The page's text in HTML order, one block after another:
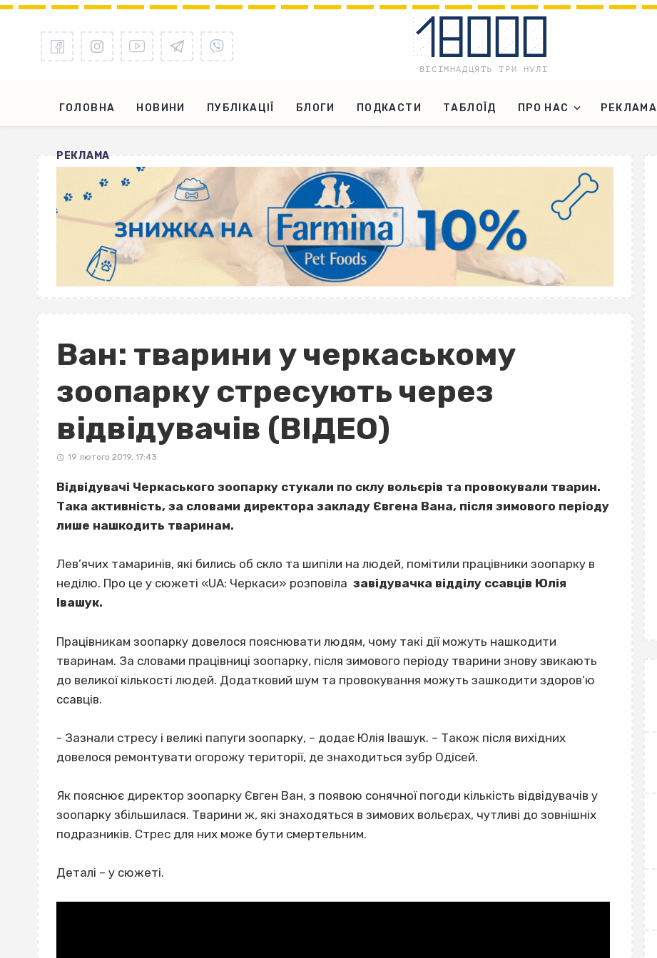
ГОЛОВНА НОВИНИ ПУБЛІКАЦІЇ БЛОГИ ПОДКАСТИ ТАБЛОЇД ПРО НАС РЕКЛАМА
РЕКЛАМА
Ван: тварини у черкаському
зоопарку стресують через
відвідувачів (ВІДЕО)
19 лютого 2019, 17:43
Відвідувачі Черкаського зоопарку стукали по склу вольєрів та провокували тварин.
Така активність, за словами директора закладу Євгена Вана, після зимового періоду
лише нашкодить тваринам.
Лев’ячих тамаринів, які бились об скло та шипіли на людей, помітили працівники зоопарку в
неділю. Про це у сюжеті «UA: Черкаси» розповіла завідувачка відділу ссавців Юлія
Івашук.
Працівникам зоопарку довелося пояснювати людям, чому такі дії можуть нашкодити
тваринам. За словами працівниці зоопарку, після зимового періоду тварини знову звикають
до великої кількості людей. Додатковий шум та провокування можуть зашкодити здоров’ю
ссавців.
- Зазнали стресу і великі папуги зоопарку, – додає Юлія Івашук. – Також після вихідних
довелося ремонтувати огорожу території, де знаходиться зубр Одісей.
Як пояснює директор зоопарку Євген Ван, з появою сонячної погоди кількість відвідувачів у
зоопарку збільшилася. Тварини ж, які знаходяться в зимових вольєрах, чутливі до зовнішніх
подразників. Стрес для них може бути смертельним.
Деталі – у сюжеті.